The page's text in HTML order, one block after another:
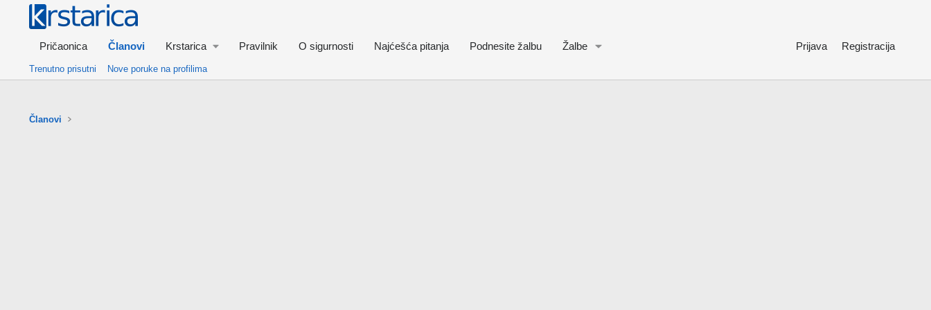
Pričaonica Članovi Krstarica Pravilnik O sigurnosti Najćešća pitanja Podnesite žalbu Žalbe Prijava Registracija
Trenutno prisutni Nove poruke na profilima
Članovi